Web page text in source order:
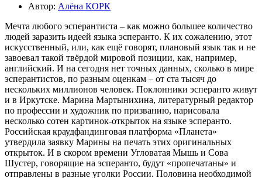
Автор: Алёна КОРК
Мечта любого эсперантиста – как можно большее количество
людей заразить идеей языка эсперанто. К их сожалению, этот
искусственный, или, как ещё говорят, плановый язык так и не
завоевал такой твёрдой мировой позиции, как, например,
английский. И на сегодня нет точных данных, сколько в мире
эсперантистов, по разным оценкам – от ста тысяч до
нескольких миллионов человек. Поклонники эсперанто живут
и в Иркутске. Марина Мартынихина, литературный редактор
по профессии и художник по призванию, нарисовала
несколько сотен картинок-открыток на языке эсперанто.
Российская краудфандинговая платформа «Планета»
утвердила заявку Марины на печать этих оригинальных
открыток. И в скором времени Угловатая Мышь и Сова
Шустер, говорящие на эсперанто, будут «пропечатаны» и
отправлены в разные уголки России. Половина необходимой